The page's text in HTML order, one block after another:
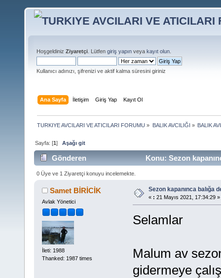
Hoşgeldiniz Ziyaretçi . Lütfen giriş yapın veya kayıt olun
Kullanıcı adınızı, şifrenizi ve aktif kalma süresini giriniz
Ana Sayfa İletişim Giriş Yap Kayıt Ol
TURKIYE AVCILARI VE ATICILARI FORUMU » BALIK AVCILIĞI » BALIK
Sayfa: [1]Aşağı git
Gönderen Konu: Sezon
0 Üye ve 1 Ziyaretçi konuyu incelemekte.
Samet BİRİCİK
Avlak Yönetici
İleti: 1988
Thanked: 1987 times
Sezon kapanınca balığa
« : 21 Mayıs 2021, 17:34:29 »
Selamlar
Malum av
gidermeye